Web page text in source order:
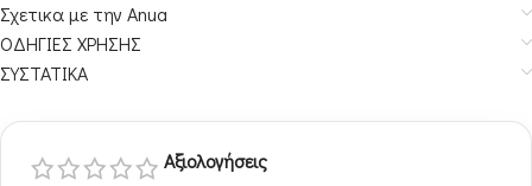
Σχετικα με την Anua
ΟΔΗΓΙΕΣ ΧΡΗΣΗΣ
ΣΥΣΤΑΤΙΚΑ
Αξιολογήσεις